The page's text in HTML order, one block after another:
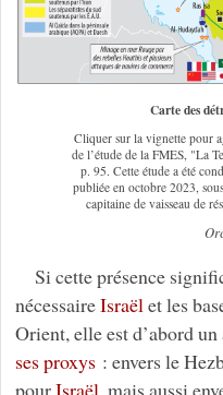
Carte des
Cliquer sur la vignette pour
de l’étude de la FMES, "La
p. 95. Cette étude a été
publiée en octobre 2023,
capitaine de vaisseau de
Si cette présence
nécessaireIsraëlet les
Orient, elle est d’abord un
ses proxys: envers le